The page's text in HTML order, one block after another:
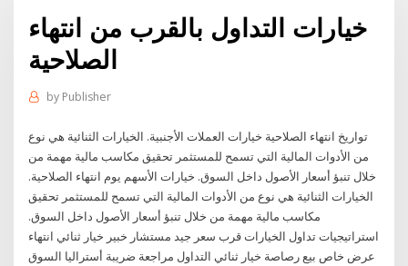
خيارات التداول بالقرب من انتهاء
الصلاحية
by Publisher
تواريخ انتهاء الصلاحية خيارات العملات الأجنبية. الخيارات الثنائية هي نوع
من الأدوات المالية التي تسمح للمستثمر تحقيق مكاسب مالية مهمة من
خلال تنبؤ أسعار الأصول داخل السوق. خيارات الأسهم يوم انتهاء الصلاحية.
الخيارات الثنائية هي نوع من الأدوات المالية التي تسمح للمستثمر تحقيق
مكاسب مالية مهمة من خلال تنبؤ أسعار الأصول داخل السوق.
استراتيجيات تداول الخيارات قرب سعر جيد مستشار خبير خيار ثنائي انتهاء
عرض خاص بيع رصاصة خيار ثنائي التداول مراجعة ضريبة أستراليا السوق